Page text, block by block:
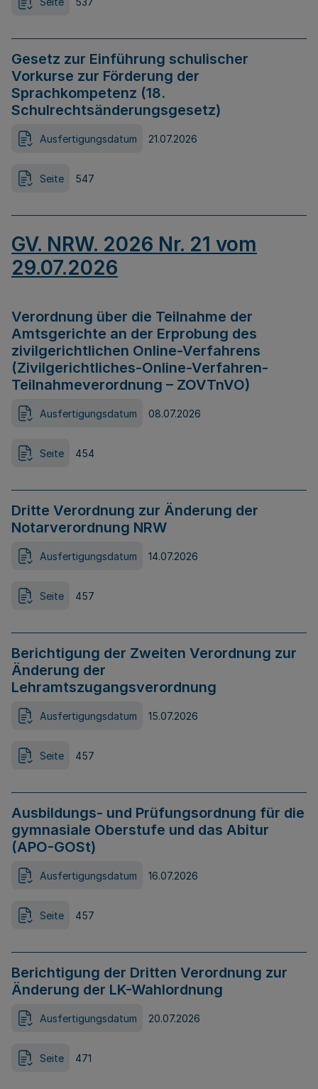
Gesetz zur Einführung schulischer
Vorkurse zur Förderung der
Sprachkompetenz (18.
Schulrechtsänderungsgesetz)
Ausfertigungsdatum 21.07.2026
Seite 547
GV. NRW. 2026 Nr. 21 vom
29.07.2026
Verordnung über die Teilnahme der
Amtsgerichte an der Erprobung des
zivilgerichtlichen Online-Verfahrens
(Zivilgerichtliches-Online-Verfahren-
Teilnahmeverordnung – ZOVTnVO)
Ausfertigungsdatum 08.07.2026
Seite 454
Dritte Verordnung zur Änderung der
Notarverordnung NRW
Ausfertigungsdatum 14.07.2026
Seite 457
Berichtigung der Zweiten Verordnung zur
Änderung der
Lehramtszugangsverordnung
Ausfertigungsdatum 15.07.2026
Seite 457
Ausbildungs- und Prüfungsordnung für die
gymnasiale Oberstufe und das Abitur
(APO-GOSt)
Ausfertigungsdatum 16.07.2026
Seite 457
Berichtigung der Dritten Verordnung zur
Änderung der LK-Wahlordnung
Ausfertigungsdatum 20.07.2026
Seite 471